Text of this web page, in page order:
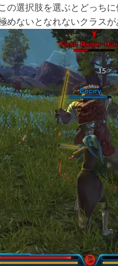
の選択肢を選ぶとどっち
めないとなれないクラスが